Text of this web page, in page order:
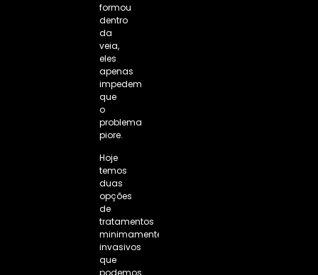
formou
dentro
da
veia,
eles
apenas
impedem
que
o
problema
piore.
Hoje
temos
duas
opções
de
tratamentos
minimamente
invasivos
que